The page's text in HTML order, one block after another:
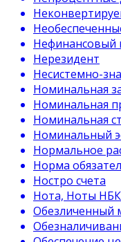
Нефинансовый
Нерезидент
Несистемно-
Номинальная
Номинальная
Номинальная
Номинальный
Нормальное
Норма
Ностро счета
Нота, Ноты
Обезличенный